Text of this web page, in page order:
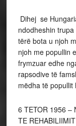
Dihej se
ndodheshin
tërë bota u njoh
njoh me popullin
frymzuar edhe
rapsodive të
mëdha të popullit
6 TETOR 1956 –
TE